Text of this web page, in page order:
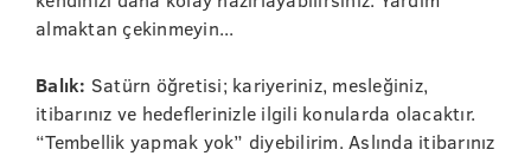
almaktan çekinmeyin...
Balık: Satürn öğretisi; kariyeriniz, mesleğiniz,
itibarınız ve hedeflerinizle ilgili konularda olacaktır.
“Tembellik yapmak yok” diyebilirim. Aslında itibarınız